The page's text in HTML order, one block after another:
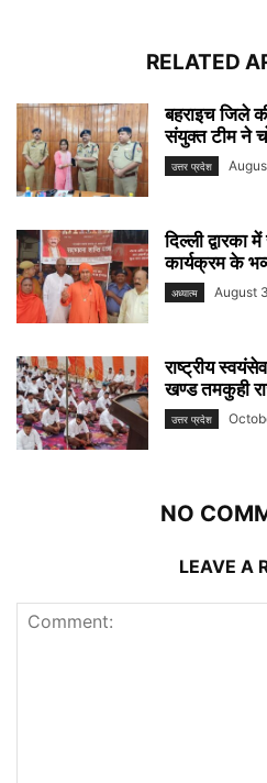
RELATED
बहराइच जिले
संयुक्त टीम ने
उत्तर प्रदेश
दिल्ली द्वारका
कार्यक्रम के
अध्यात्म August
राष्ट्रीय
खण्ड तमकुही
उत्तर प्रदेश
NO
LEAVE A